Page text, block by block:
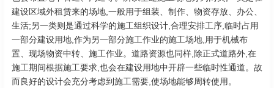
建设区域外租赁来的场地,一般用于组装、制作、物资存放、办公、
生活;另一类则是通过科学的施工组织设计,合理安排工序,临时占用
一部分建设用地,作为另一部分施工作业的施工场地,用于机械布
置、现场物资中转、施工作业。道路资源也同样,除正式道路外,在
施工期间根据施工要求,也会在建设用地中开辟一些临时性通道。故
而良好的设计会充分考虑到施工需要,使场地能够周转使用。